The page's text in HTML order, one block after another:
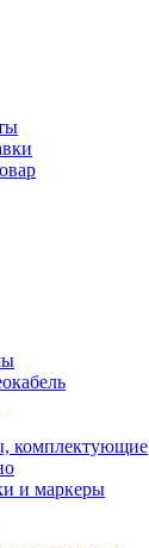
комплектующие
и маркеры